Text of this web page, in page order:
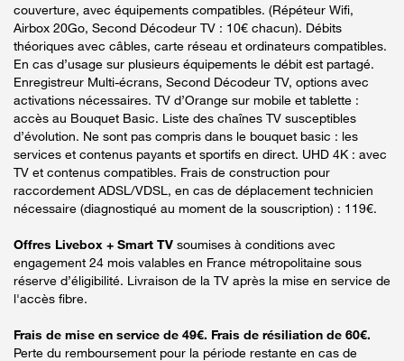
couverture, avec équipements compatibles. (Répéteur Wifi,
Airbox 20Go, Second Décodeur TV : 10€ chacun). Débits
théoriques avec câbles, carte réseau et ordinateurs compatibles.
En cas d’usage sur plusieurs équipements le débit est partagé.
Enregistreur Multi-écrans, Second Décodeur TV, options avec
activations nécessaires. TV d’Orange sur mobile et tablette :
accès au Bouquet Basic. Liste des chaînes TV susceptibles
d’évolution. Ne sont pas compris dans le bouquet basic : les
services et contenus payants et sportifs en direct. UHD 4K : avec
TV et contenus compatibles. Frais de construction pour
raccordement ADSL/VDSL, en cas de déplacement technicien
nécessaire (diagnostiqué au moment de la souscription) : 119€.
Offres Livebox + Smart TV soumises à conditions avec
engagement 24 mois valables en France métropolitaine sous
réserve d’éligibilité. Livraison de la TV après la mise en service de
l'accès fibre.
Frais de mise en service de 49€. Frais de résiliation de 60€.
Perte du remboursement pour la période restante en cas de